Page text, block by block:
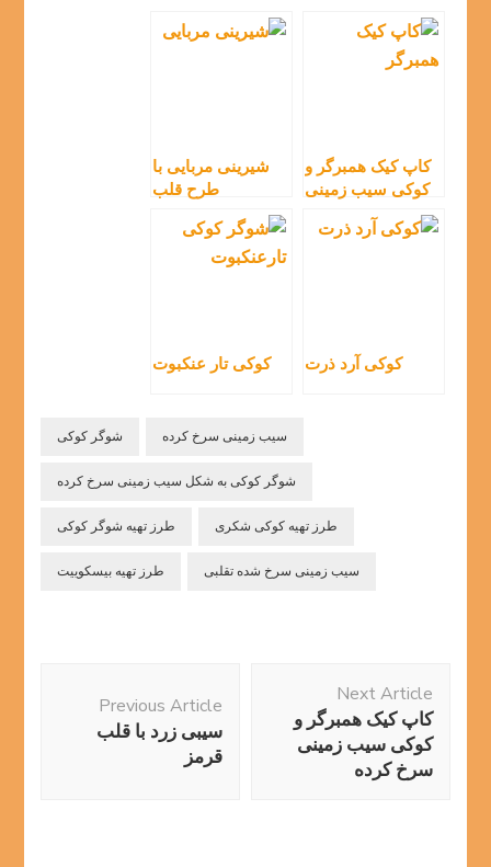
کاپ کیک همبرگر و
کوکی سیب زمینی
سرخ کرده
شیرینی مربایی با
طرح قلب
کوکی آرد ذرت کوکی تار عنکبوت
شوگر کوکی سیب زمینی سرخ کرده
شوگر کوکی به شکل سیب زمینی سرخ کرده
طرز تهیه شوگر کوکی طرز تهیه کوکی شکری
طرز تهیه بیسکوییت سیب زمینی سرخ شده تقلبی
Navigation
Previous Article
سیبی زرد با قلب
قرمز
Next Article
کاپ کیک همبرگر و
کوکی سیب زمینی
سرخ کرده